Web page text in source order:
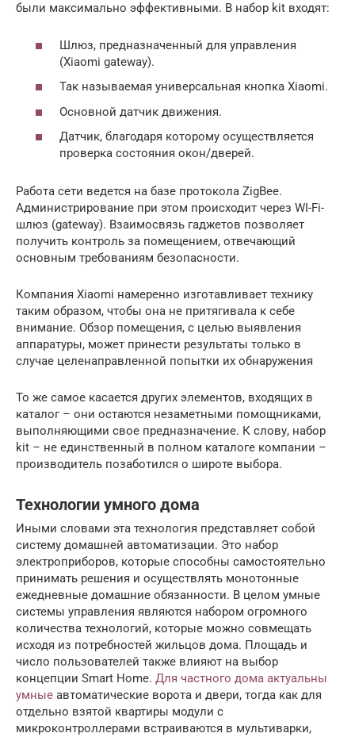
были максимально эффективными. В набор kit входят:
Шлюз, предназначенный для управления
(Xiaomi gateway).
Так называемая универсальная кнопка Xiaomi.
Основной датчик движения.
Датчик, благодаря которому осуществляется
проверка состояния окон/дверей.
Работа сети ведется на базе протокола ZigBee.
Администрирование при этом происходит через WI-Fi-
шлюз (gateway). Взаимосвязь гаджетов позволяет
получить контроль за помещением, отвечающий
основным требованиям безопасности.
Компания Xiaomi намеренно изготавливает технику
таким образом, чтобы она не притягивала к себе
внимание. Обзор помещения, с целью выявления
аппаратуры, может принести результаты только в
случае целенаправленной попытки их обнаружения
То же самое касается других элементов, входящих в
каталог – они остаются незаметными помощниками,
выполняющими свое предназначение. К слову, набор
kit – не единственный в полном каталоге компании –
производитель позаботился о широте выбора.
Технологии умного дома
Иными словами эта технология представляет собой
систему домашней автоматизации. Это набор
электроприборов, которые способны самостоятельно
принимать решения и осуществлять монотонные
ежедневные домашние обязанности. В целом умные
системы управления являются набором огромного
количества технологий, которые можно совмещать
исходя из потребностей жильцов дома. Площадь и
число пользователей также влияют на выбор
концепции Smart Home. Для частного дома актуальны
умные автоматические ворота и двери, тогда как для
отдельно взятой квартиры модули с
микроконтроллерами встраиваются в мультиварки,